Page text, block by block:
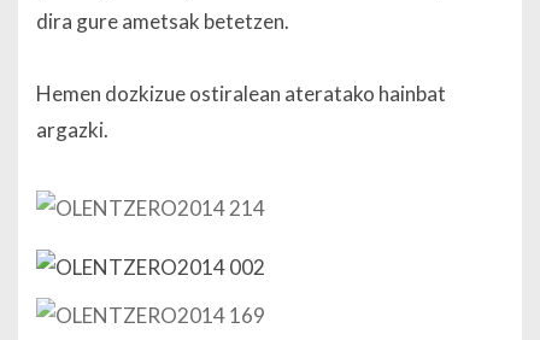
dira gure ametsak betetzen.
Hemen dozkizue ostiralean ateratako hainbat
argazki.